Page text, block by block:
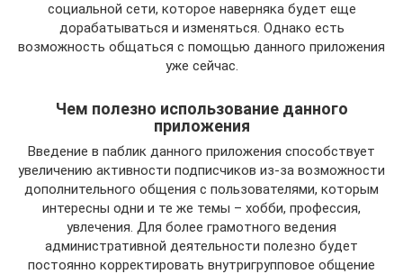
социальной сети, которое наверняка будет еще
дорабатываться и изменяться. Однако есть
возможность общаться с помощью данного приложения
уже сейчас.
Чем полезно использование данного
приложения
Введение в паблик данного приложения способствует
увеличению активности подписчиков из-за возможности
дополнительного общения с пользователями, которым
интересны одни и те же темы – хобби, профессия,
увлечения. Для более грамотного ведения
административной деятельности полезно будет
постоянно корректировать внутригрупповое общение